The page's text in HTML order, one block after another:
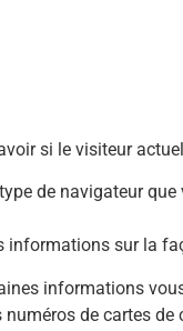
si le visiteur
de navigateur
informations sur la
informations
de cartes de